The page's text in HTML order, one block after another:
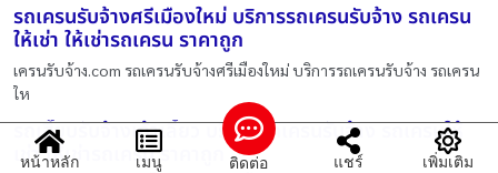
รถเครนรับจ้างศรีเมืองใหม่ บริการรถเครนรับจ้าง รถเครน
ให้เช่า ให้เช่ารถเครน ราคาถูก
เครนรับจ้าง.com รถเครนรับจ้างศรีเมืองใหม่ บริการรถเครนรับจ้าง รถเครน
ให
รถเฮี๊ยบรับจ้างเก้าเลี้ยว บริการรถเครนรับจ้าง รถเครนให้
เช่า ให้เช่ารถเครน ราคาถูก
หน้าหลัก เมนู ติดต่อ แชร์ เพิ่มเติม